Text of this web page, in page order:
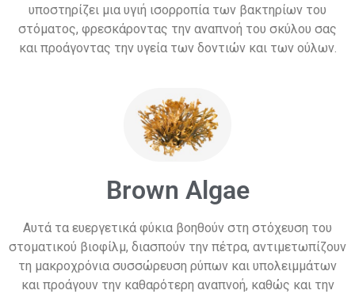
υποστηρίζει μια υγιή ισορροπία των βακτηρίων του
στόματος, φρεσκάροντας την αναπνοή του σκύλου σας
και προάγοντας την υγεία των δοντιών και των ούλων.
Brown Algae
Αυτά τα ευεργετικά φύκια βοηθούν στη στόχευση του
στοματικού βιοφίλμ, διασπούν την πέτρα, αντιμετωπίζουν
τη μακροχρόνια συσσώρευση ρύπων και υπολειμμάτων
και προάγουν την καθαρότερη αναπνοή, καθώς και την